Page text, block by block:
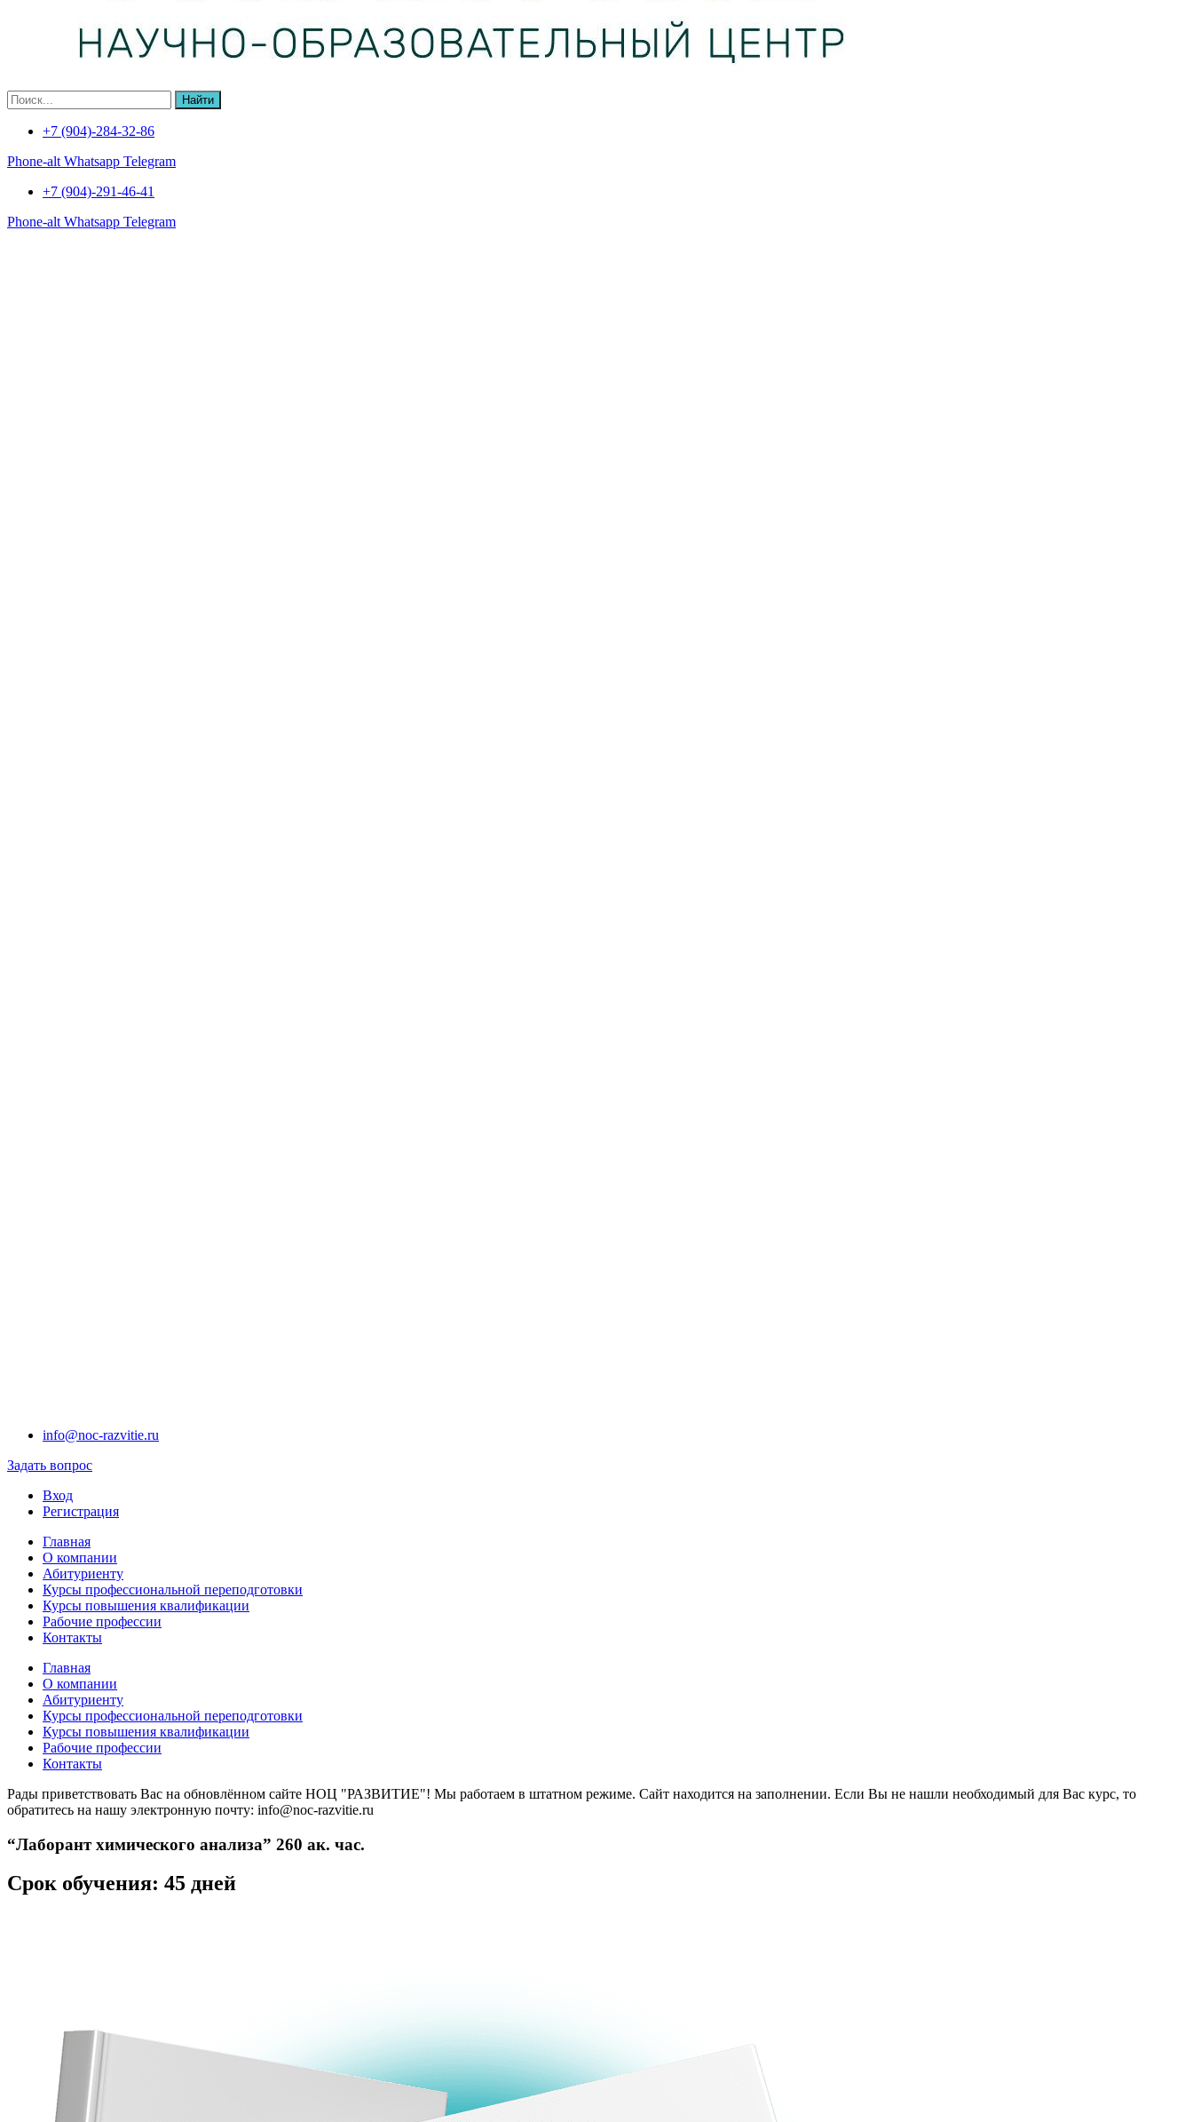
Найти
+7 (904)-284-32-86
Phone-alt Whatsapp Telegram
+7 (904)-291-46-41
Phone-alt Whatsapp Telegram
info@noc-razvitie.ru
Задать вопрос
Вход
Регистрация
Главная
О компании
Абитуриенту
Курсы профессиональной переподготовки
Курсы повышения квалификации
Рабочие профессии
Контакты
Главная
О компании
Абитуриенту
Курсы профессиональной переподготовки
Курсы повышения квалификации
Рабочие профессии
Контакты
Рады приветствовать Вас на обновлённом сайте НОЦ "РАЗВИТИЕ"! Мы работаем в штатном режиме. Сайт находится на заполнении. Если Вы не нашли необходимый для Вас курс, то
обратитесь на нашу электронную почту: info@noc-razvitie.ru
“Лаборант химического анализа” 260 ак. час.
Срок обучения: 45 дней